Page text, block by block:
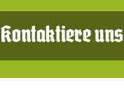
Kontaktiere uns